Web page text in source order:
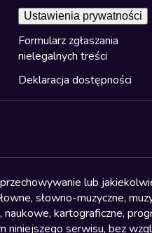
Ustawienia prywatności
Formularz zgłaszania
nielegalnych treści
Deklaracja dostępności
lub
słowno-muzyczne,
kartograficzne,
niniejszego serwisu, bez